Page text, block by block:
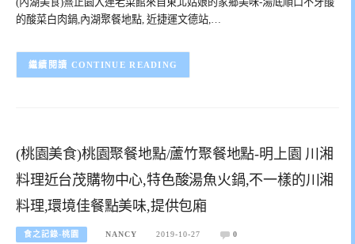
的酸菜白肉鍋,內湖聚餐地點, 近捷運文德站,…
CONTINUE READING
(桃園美食)桃園聚餐地點/蘆竹聚餐地點-明上園 川湘
料理近台茂購物中心,特色酸湯魚火鍋,不一樣的川湘
料理,環境佳餐點美味,提供包廂
食之記錄-桃園 NANCY 2019-10-27 0